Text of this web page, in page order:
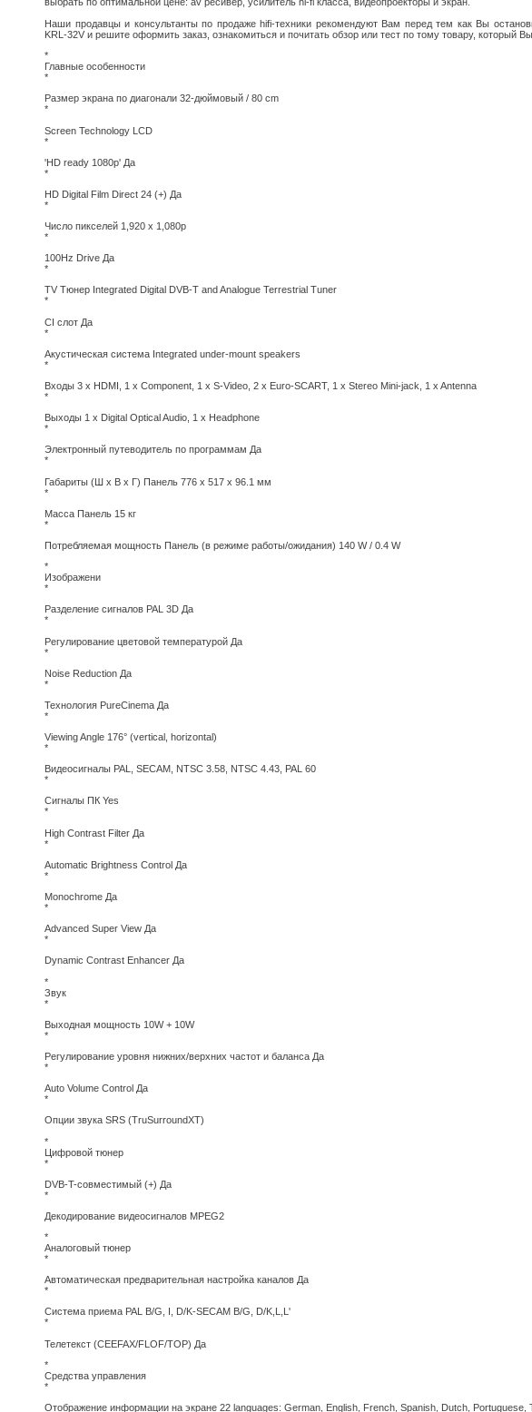
Наши продавцы и консультанты по продаже hifi-техники рекомендуют Вам перед тем как Вы
KRL-32V и решите оформить заказ, ознакомиться и почитать обзор или тест по тому товару, который
*
Главные особенности
*
Размер экрана по диагонали 32-дюймовый / 80 cm
*
Screen Technology LCD
*
'HD ready 1080p' Да
*
HD Digital Film Direct 24 (+) Да
*
Число пикселей 1,920 x 1,080p
*
100Hz Drive Да
*
TV Тюнер Integrated Digital DVB-T and Analogue Terrestrial Tuner
*
CI слот Да
*
Акустическая система Integrated under-mount speakers
*
Входы 3 x HDMI, 1 x Component, 1 x S-Video, 2 x Euro-SCART, 1 x Stereo Mini-jack, 1 x Antenna
*
Выходы 1 x Digital Optical Audio, 1 x Headphone
*
Электронный путеводитель по программам Да
*
Габариты (Ш x В x Г) Панель 776 x 517 x 96.1 мм
*
Масса Панель 15 кг
*
Потребляемая мощность Панель (в режиме работы/ожидания) 140 W / 0.4 W
*
Изображени
*
Разделение сигналов PAL 3D Да
*
Регулирование цветовой температурой Да
*
Noise Reduction Да
*
Технология PureCinema Да
*
Viewing Angle 176° (vertical, horizontal)
*
Видеосигналы PAL, SECAM, NTSC 3.58, NTSC 4.43, PAL 60
*
Сигналы ПК Yes
*
High Contrast Filter Да
*
Automatic Brightness Control Да
*
Monochrome Да
*
Advanced Super View Да
*
Dynamic Contrast Enhancer Да
*
Звук
*
Выходная мощность 10W + 10W
*
Регулирование уровня нижних/верхних частот и баланса Да
*
Auto Volume Control Да
*
Опции звука SRS (TruSurroundXT)
*
Цифровой тюнер
*
DVB-T-совместимый (+) Да
*
Декодирование видеосигналов MPEG2
*
Аналоговый тюнер
*
Автоматическая предварительная настройка каналов Да
*
Система приема PAL B/G, I, D/K-SECAM B/G, D/K,L,L'
*
Телетекст (CEEFAX/FLOF/TOP) Да
*
Средства управления
*
Отображение информации на экране 22 languages: German, English, French, Spanish, Dutch, Portuguese,